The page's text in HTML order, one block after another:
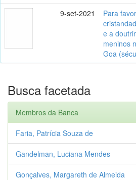
9-set-2021
Para
e a
meninos
Goa
Busca facetada
Membros da Banca
Faria, Patrícia Souza de
Gandelman, Luciana Mendes
Gonçalves, Margareth de Almeida